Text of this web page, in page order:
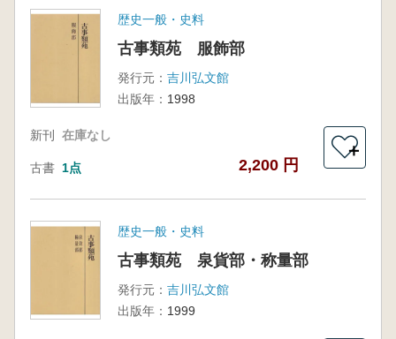
歴史一般・史料
古事類苑 服飾部
発行元： 吉川弘文館
出版年： 1998
新刊 在庫なし
古書 1点 2,200 円
＋
歴史一般・史料
古事類苑 泉貨部・称量部
発行元： 吉川弘文館
出版年： 1999